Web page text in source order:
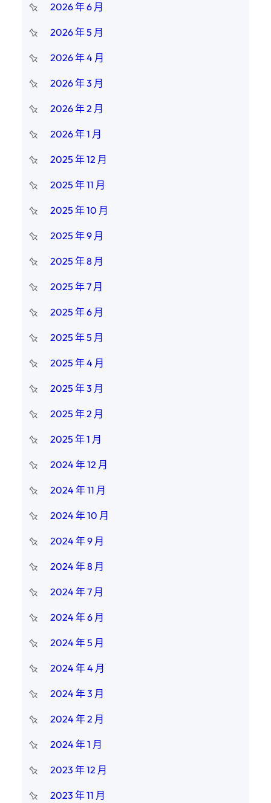
2026 年 6 月
2026 年 5 月
2026 年 4 月
2026 年 3 月
2026 年 2 月
2026 年 1 月
2025 年 12 月
2025 年 11 月
2025 年 10 月
2025 年 9 月
2025 年 8 月
2025 年 7 月
2025 年 6 月
2025 年 5 月
2025 年 4 月
2025 年 3 月
2025 年 2 月
2025 年 1 月
2024 年 12 月
2024 年 11 月
2024 年 10 月
2024 年 9 月
2024 年 8 月
2024 年 7 月
2024 年 6 月
2024 年 5 月
2024 年 4 月
2024 年 3 月
2024 年 2 月
2024 年 1 月
2023 年 12 月
2023 年 11 月